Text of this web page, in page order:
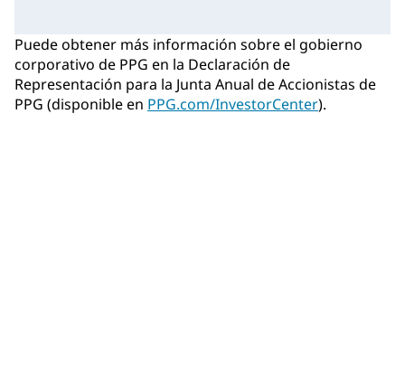
Puede obtener más información sobre el gobierno
corporativo de PPG en la Declaración de
Representación para la Junta Anual de Accionistas de
PPG (disponible en PPG.com/InvestorCenter).